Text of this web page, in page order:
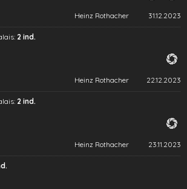
Heinz Rothacher 31.12.2023
2 ind.
Heinz Rothacher 22.12.2023
2 ind.
Heinz Rothacher 23.11.2023